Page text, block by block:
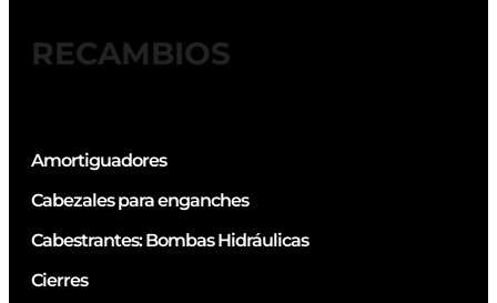
RECAMBIOS
Amortiguadores
Cabezales para enganches
Cabestrantes: Bombas Hidráulicas
Cierres